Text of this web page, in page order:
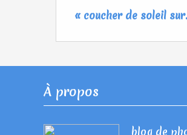
« coucher de soleil
À propos
blog de